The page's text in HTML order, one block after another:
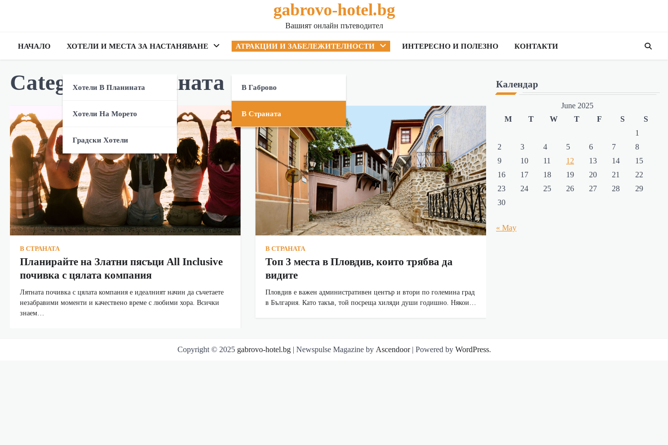
gabrovo-hotel.bg
Вашият онлайн пътеводител
НАЧАЛО ХОТЕЛИ И МЕСТА ЗА НАСТАНЯВАНЕ
Хотели В Планината
Хотели На Морето
Градски Хотели
АТРАКЦИИ И ЗАБЕЛЕЖИТЕЛНОСТИ
В Габрово
В Страната
ИНТЕРЕСНО И ПОЛЕЗНО КОНТАКТИ
Category:В страната
В СТРАНАТА
Планирайте на Златни пясъци All Inclusive
почивка с цялата компания
Лятната почивка с цялата компания е идеалният начин да съчетаете
незабравими моменти и качествено време с любими хора. Всички
знаем…
В СТРАНАТА
Топ 3 места в Пловдив, които трябва да
видите
Пловдив е важен административен център и втори по големина град
в България. Като такъв, той посреща хиляди души годишно. Някои…
Календар
June 2025
M
T W T F S
S
1
2
3 4 5 6 7
8
9
10 11 12 13 14
15
16
17 18 19 20 21
22
23
24 25 26 27 28
29
30
« May
Copyright © 2025 gabrovo-hotel.bg| Newspulse Magazine by Ascendoor| Powered by WordPress.